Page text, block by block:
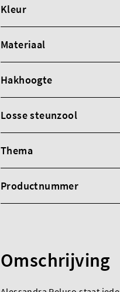
Kleur
Materiaal
Hakhoogte
Losse steunzool
Thema
Productnummer
Omschrijving